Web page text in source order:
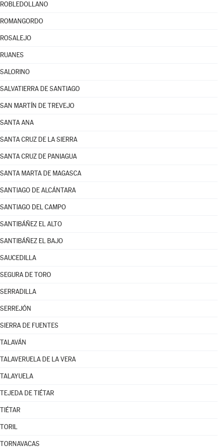
ROBLEDOLLANO
ROMANGORDO
ROSALEJO
RUANES
SALORINO
SALVATIERRA DE SANTIAGO
SAN MARTÍN DE TREVEJO
SANTA ANA
SANTA CRUZ DE LA SIERRA
SANTA CRUZ DE PANIAGUA
SANTA MARTA DE MAGASCA
SANTIAGO DE ALCÁNTARA
SANTIAGO DEL CAMPO
SANTIBÁÑEZ EL ALTO
SANTIBÁÑEZ EL BAJO
SAUCEDILLA
SEGURA DE TORO
SERRADILLA
SERREJÓN
SIERRA DE FUENTES
TALAVÁN
TALAVERUELA DE LA VERA
TALAYUELA
TEJEDA DE TIÉTAR
TIÉTAR
TORIL
TORNAVACAS